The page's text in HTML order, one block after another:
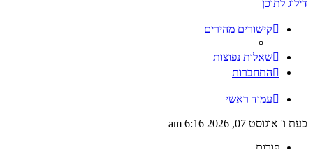
דילוג לתוכן
קישורים מהירים
שאלות נפוצות
התחברות
עמוד ראשי
כעת ו' אוגוסט 07, 2026 6:16 am